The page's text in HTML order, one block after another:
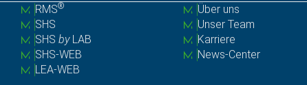
RMS®
SHS
SHS byLAB
SHS-WEB
LEA-WEB
Über uns
Unser Team
Karriere
News-Center